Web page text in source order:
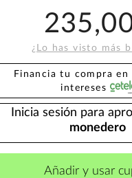
¿Lo has visto más
Financia tu compra en
intereses
Inicia sesión para
monedero
Añadir y usar